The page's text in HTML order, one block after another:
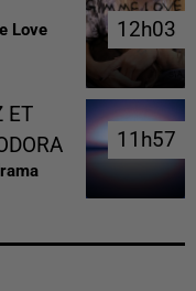
Love 12h03
12h03
ET
11h57
11h57